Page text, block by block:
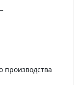
производства